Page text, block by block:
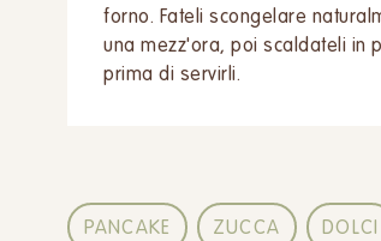
forno. Fateli scongelare
una mezz'ora, poi scaldateli in
prima di servirli.
PANCAKE ZUCCA DOLCI